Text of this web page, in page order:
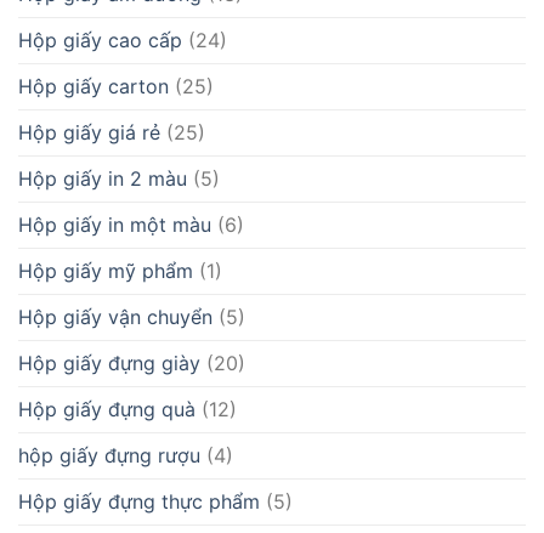
Hộp giấy cao cấp (24)
Hộp giấy carton (25)
Hộp giấy giá rẻ (25)
Hộp giấy in 2 màu (5)
Hộp giấy in một màu (6)
Hộp giấy mỹ phẩm (1)
Hộp giấy vận chuyển (5)
Hộp giấy đựng giày (20)
Hộp giấy đựng quà (12)
hộp giấy đựng rượu (4)
Hộp giấy đựng thực phẩm (5)